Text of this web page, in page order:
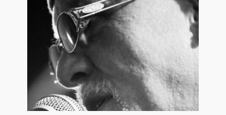
Events
Veröffentlicht amVon Reinhard Heß
Veröffentlicht amVonReinhard Heß